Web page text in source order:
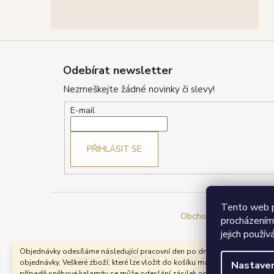
Tento web
jejich
Objednávky odesíláme následující pracovní den po dni přijetí Vaší
objednávky. Veškeré zboží, které lze vložit do košíku máme skladem. V
Odebírat newsletter
Nezmeškejte žádné novinky či slevy!
E-mail
PŘIHLÁSIT SE
Obchodní podmínky
Copyright 2026ANDIVO. Všechna práva vyhrazena.